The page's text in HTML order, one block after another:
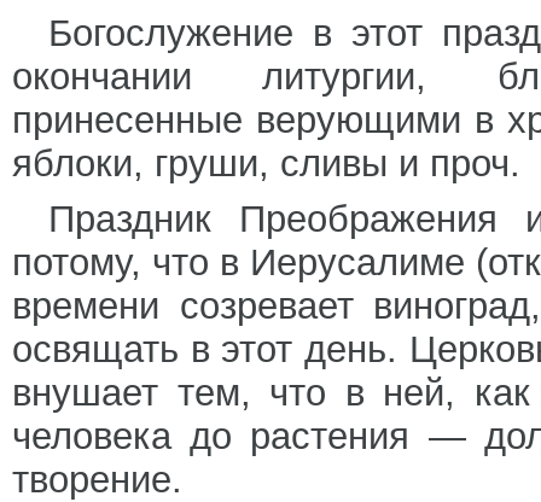
Богослужение в этот
окончании литургии,
принесенные верующими в
яблоки, груши, сливы и проч.
Праздник Преображения
потому, что в Иерусалиме
времени созревает
освящать в этот день.
внушает тем, что в ней,
человека до растения —
творение.